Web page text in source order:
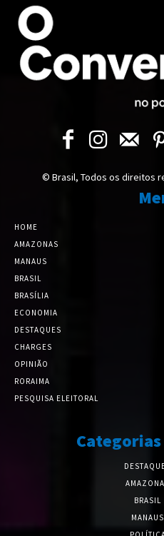
© Brasil, Todos os direitos
HOME
AMAZONAS
MANAUS
BRASIL
BRASÍLIA
ECONOMIA
DESTAQUES
CHARGES
OPINIÃO
RORAIMA
PESQUISA ELEITORAL
BRASIL
MANAUS